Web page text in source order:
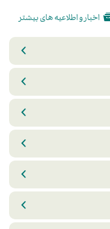
اخبار و اطلاعیه های بیشتر